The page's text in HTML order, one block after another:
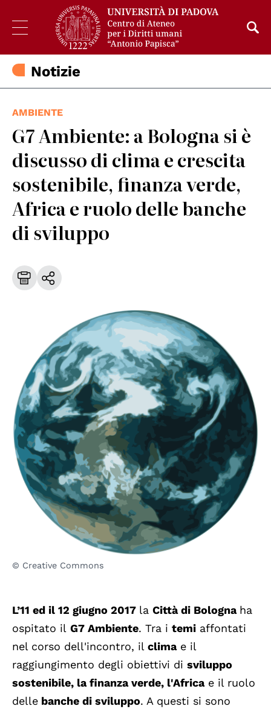
Notizie
AMBIENTE
G7 Ambiente: a Bologna si è
discusso di clima e crescita
sostenibile, finanza verde,
Africa e ruolo delle banche
di sviluppo
© Creative Commons
L’11 ed il 12 giugno 2017 la Città di Bologna ha
ospitato il G7 Ambiente. Tra i temi affontati
nel corso dell'incontro, il climae il
raggiungimento degli obiettivi di sviluppo
sostenibile, la finanza verde, l'Africae il ruolo
delle banche di sviluppo. A questi si sono